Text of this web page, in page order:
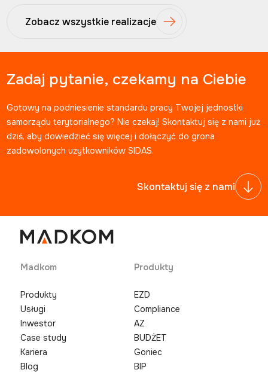
Zobacz wszystkie realizacje
Zadaj pytanie, czekamy na Ciebie
Gotowy na podniesienie standardu pracy Twojej jednostki
samorządu terytorialnego? Nie czekaj! Skontaktuj się z nami już
dziś, aby dowiedzieć się więcej i dołączyć do grona
zadowolonych użytkowników SIDAS.
Skontaktuj się z nami
Madkom
Produkty
Usługi
Inwestor
Case study
Kariera
Blog
Produkty
EZD
Compliance
AZ
BUDŻET
Goniec
BIP